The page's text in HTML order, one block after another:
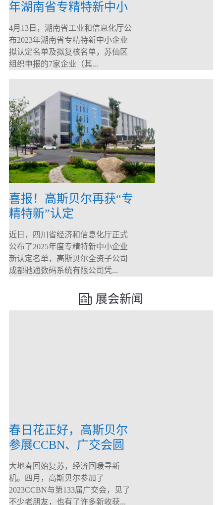
年湖南省专精特新中小
企业
4月13日，湖南省工业和信息化厅公
布2023年湖南省专精特新中小企业
拟认定名单及拟复核名单，苏仙区
组织申报的7家企业（其...
喜报！高斯贝尔再获“专
精特新”认定
近日，四川省经济和信息化厅正式
公布了2025年度专精特新中小企业
新认定名单，高斯贝尔全资子公司
成都驰通数码系统有限公司凭...
展会新闻
春日花正好，高斯贝尔
参展CCBN、广交会圆
满落幕！
大地春回始复苏，经济回暖寻新
机。四月，高斯贝尔参加了
2023CCBN与第133届广交会，见了
不少老朋友，也有了许多新收获...